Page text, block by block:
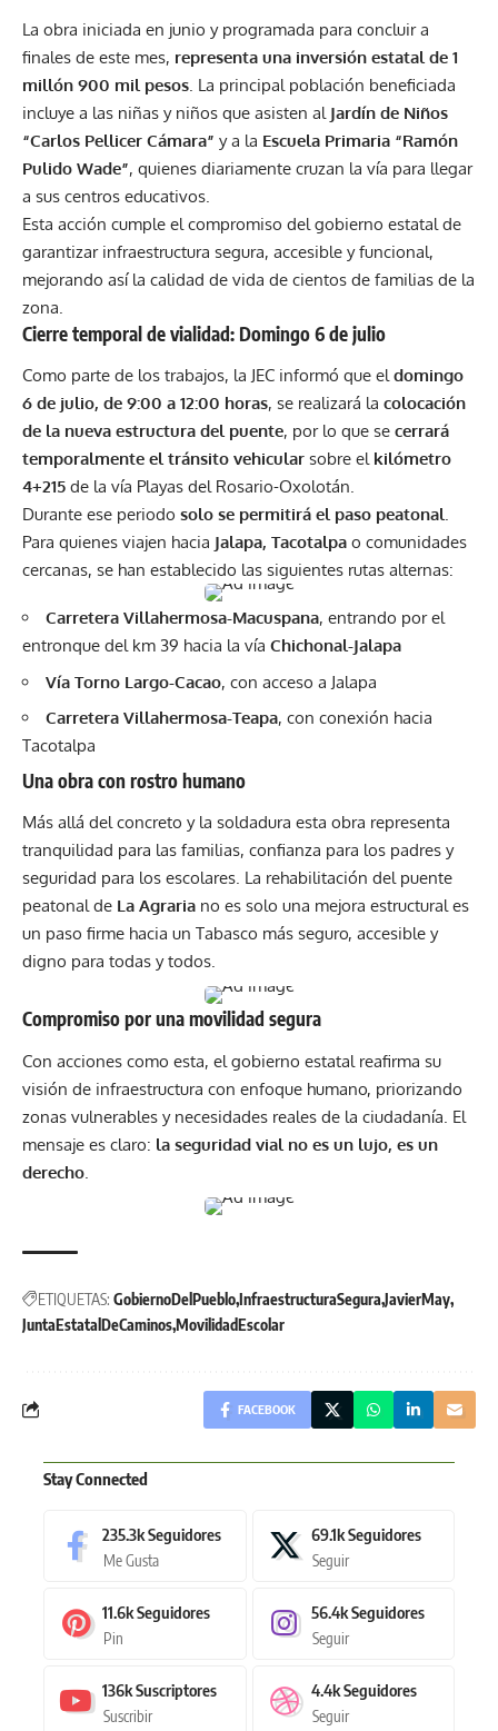
La obra iniciada en junio y programada para concluir a
finales de este mes, representa una inversión estatal de 1
millón 900 mil pesos . La principal población beneficiada
incluye a las niñas y niños que asisten al Jardín de Niños
“Carlos Pellicer Cámara” y a la Escuela Primaria “Ramón
Pulido Wade”, quienes diariamente cruzan la vía para llegar
a sus centros educativos.
Esta acción cumple el compromiso del gobierno estatal de
garantizar infraestructura segura, accesible y funcional,
mejorando así la calidad de vida de cientos de familias de la
zona.
Cierre temporal de vialidad: Domingo 6 de julio
Como parte de los trabajos, la JEC informó que eldomingo
6 de julio, de 9:00 a 12:00 horas, se realizará la colocación
de la nueva estructura del puente, por lo que se cerrará
temporalmente el tránsito vehicular sobre el kilómetro
4+215 de la vía Playas del Rosario-Oxolotán.
Durante ese periodo solo se permitirá el paso peatonal.
Para quienes viajen hacia Jalapa, Tacotalpa o comunidades
cercanas, se han establecido las siguientes rutas alternas:
Carretera Villahermosa-Macuspana, entrando por el
entronque del km 39 hacia la vía Chichonal-Jalapa
Vía Torno Largo-Cacao, con acceso a Jalapa
Carretera Villahermosa-Teapa, con conexión hacia
Tacotalpa
Una obra con rostro humano
Más allá del concreto y la soldadura esta obra representa
tranquilidad para las familias, confianza para los padres y
seguridad para los escolares. La rehabilitación del puente
peatonal de La Agraria no es solo una mejora estructural es
un paso firme hacia un Tabasco más seguro, accesible y
digno para todas y todos.
Compromiso por una movilidad segura
Con acciones como esta, el gobierno estatal reafirma su
visión de infraestructura con enfoque humano, priorizando
zonas vulnerables y necesidades reales de la ciudadanía. El
mensaje es claro: la seguridad vial no es un lujo, es un
derecho
ETIQUETAS: GobiernoDelPuebloInfraestructuraSegura JavierMay
JuntaEstatalDeCaminosMovilidadEscolar
FACEBOOK
Stay Connected
235.3kSeguidores
Me Gusta
69.1kSeguidores
Seguir
11.6kSeguidores
Pin
56.4kSeguidores
Seguir
136kSuscriptores
Suscribir
4.4kSeguidores
Seguir